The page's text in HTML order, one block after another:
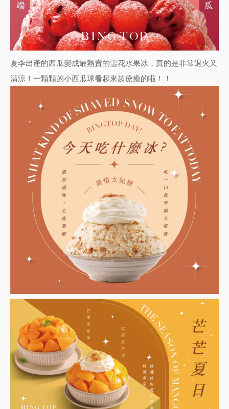
夏季出產的西瓜變成最熱賣的雪花水果冰，真的是非常退火又
清涼！一顆顆的小西瓜球看起來超療癒的啦！！